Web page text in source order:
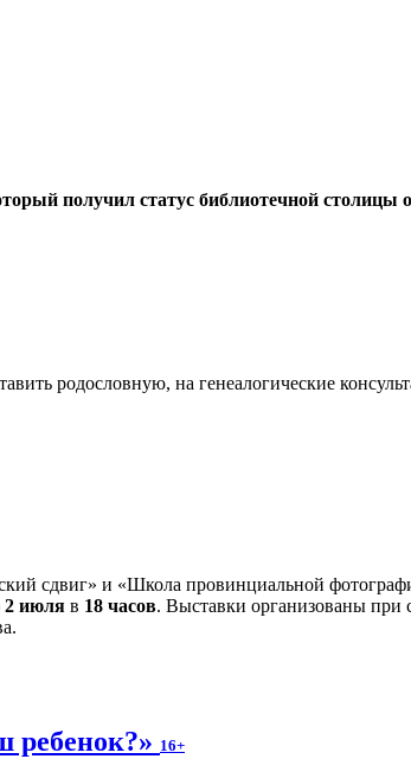
получил статус библиотечной столицы
родословную, на генеалогические
сдвиг» и «Школа провинциальной
2 июля в 18 часов. Выставки организованы при
16+